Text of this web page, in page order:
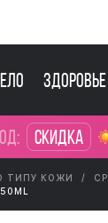
Здоровье
Скидка
ТИПУ КОЖИ